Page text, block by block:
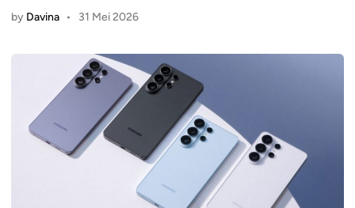
by Davina • 31 Mei 2026